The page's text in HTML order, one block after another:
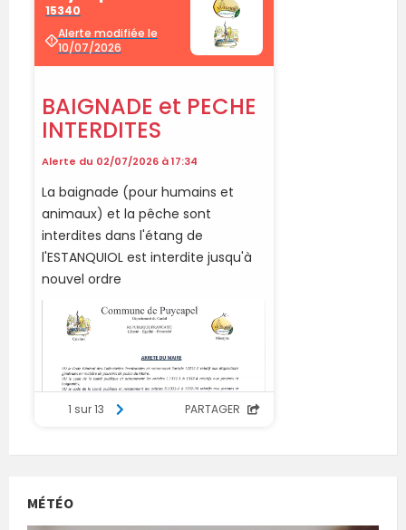
MÉTÉO